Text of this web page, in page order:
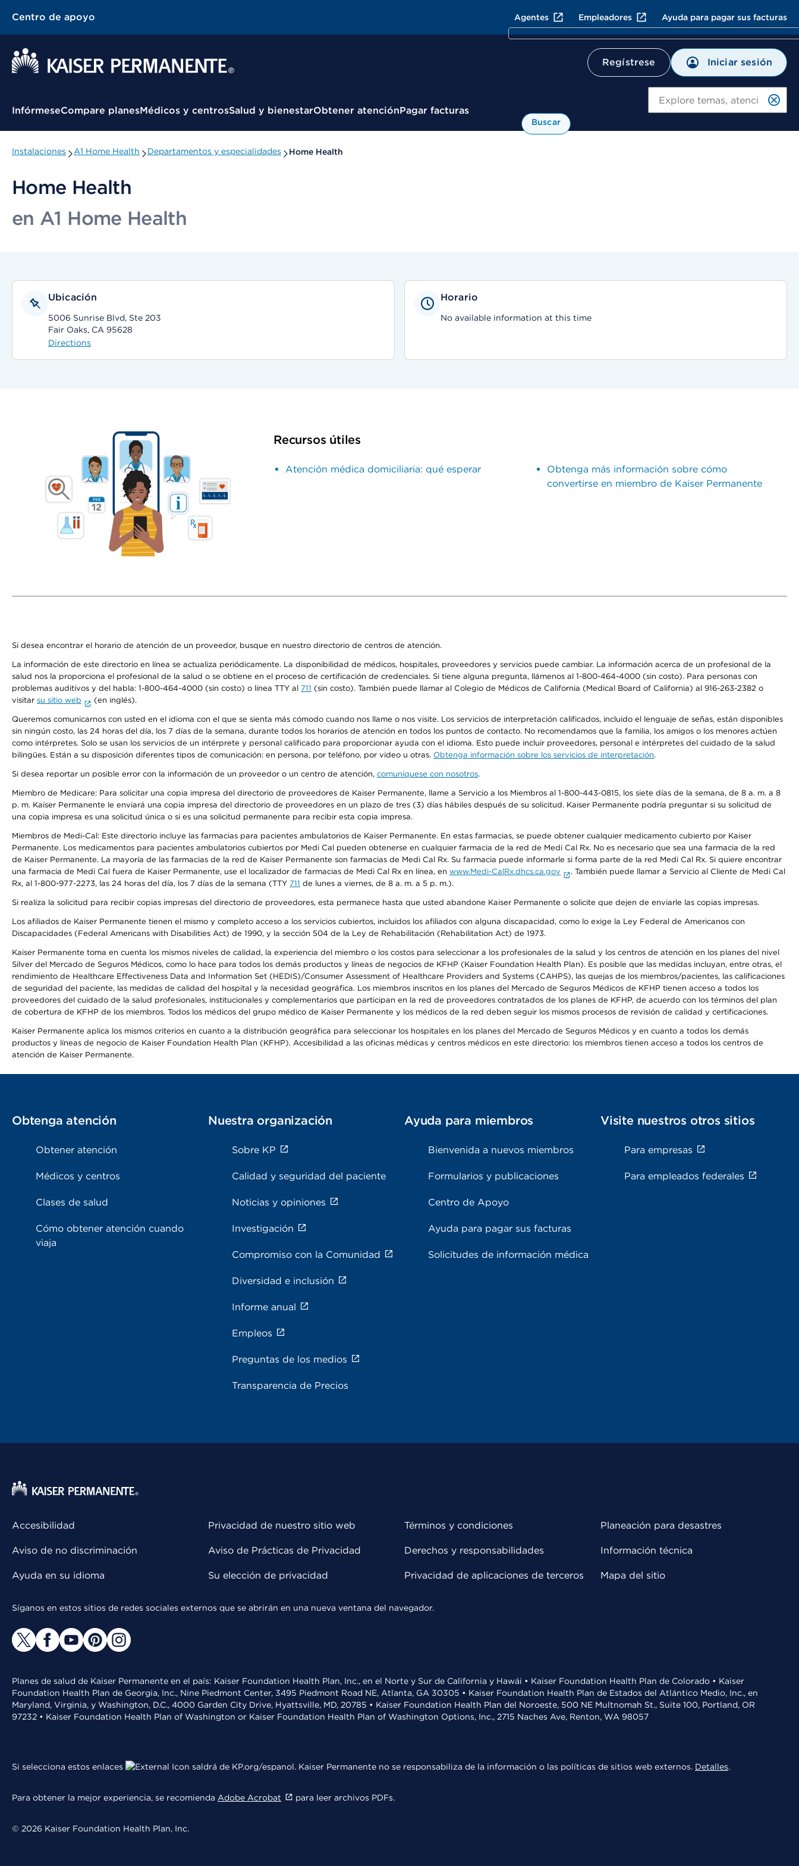
Centro de apoyo Agentes Empleadores Ayuda para pagar sus facturas
Regístrese Iniciar sesión
Menú contextual
InfórmeseCompare planesMédicos y centrosSalud y bienestarObtener atenciónPagar facturas
Buscar
Instalaciones A1 Home Health Departamentos y especialidades Home Health
Home Health
en A1 Home Health
Ubicación
5006 Sunrise Blvd, Ste 203
Fair Oaks, CA 95628
Directions
Horario
No available information at this time
Recursos útiles
Atención médica domiciliaria: qué esperar
Obtenga más información sobre cómo
convertirse en miembro de Kaiser Permanente
Si desea encontrar el horario de atención de un proveedor, busque en nuestro directorio de centros de atención.
La información de este directorio en línea se actualiza periódicamente. La disponibilidad de médicos, hospitales, proveedores y servicios puede cambiar. La información acerca de un profesional de la
salud nos la proporciona el profesional de la salud o se obtiene en el proceso de certificación de credenciales. Si tiene alguna pregunta, llámenos al 1-800-464-4000 (sin costo). Para personas con
problemas auditivos y del habla: 1-800-464-4000 (sin costo) o línea TTY al 711 (sin costo). También puede llamar al Colegio de Médicos de California (Medical Board of California) al 916-263-2382 o
visitar su sitio web (en inglés).
Queremos comunicarnos con usted en el idioma con el que se sienta más cómodo cuando nos llame o nos visite. Los servicios de interpretación calificados, incluido el lenguaje de señas, están disponibles
sin ningún costo, las 24 horas del día, los 7 días de la semana, durante todos los horarios de atención en todos los puntos de contacto. No recomendamos que la familia, los amigos o los menores actúen
como intérpretes. Solo se usan los servicios de un intérprete y personal calificado para proporcionar ayuda con el idioma. Esto puede incluir proveedores, personal e intérpretes del cuidado de la salud
bilingües. Están a su disposición diferentes tipos de comunicación: en persona, por teléfono, por video u otras. Obtenga información sobre los servicios de interpretación.
Si desea reportar un posible error con la información de un proveedor o un centro de atención, comuníquese con nosotros.
Miembro de Medicare: Para solicitar una copia impresa del directorio de proveedores de Kaiser Permanente, llame a Servicio a los Miembros al 1-800-443-0815, los siete días de la semana, de 8 a. m. a 8
p. m. Kaiser Permanente le enviará una copia impresa del directorio de proveedores en un plazo de tres (3) días hábiles después de su solicitud. Kaiser Permanente podría preguntar si su solicitud de
una copia impresa es una solicitud única o si es una solicitud permanente para recibir esta copia impresa.
Miembros de Medi-Cal: Este directorio incluye las farmacias para pacientes ambulatorios de Kaiser Permanente. En estas farmacias, se puede obtener cualquier medicamento cubierto por Kaiser
Permanente. Los medicamentos para pacientes ambulatorios cubiertos por Medi Cal pueden obtenerse en cualquier farmacia de la red de Medi Cal Rx. No es necesario que sea una farmacia de la red
de Kaiser Permanente. La mayoría de las farmacias de la red de Kaiser Permanente son farmacias de Medi Cal Rx. Su farmacia puede informarle si forma parte de la red Medi Cal Rx. Si quiere encontrar
una farmacia de Medi Cal fuera de Kaiser Permanente, use el localizador de farmacias de Medi Cal Rx en línea, en www.Medi-CalRx.dhcs.ca.gov
. También puede llamar a Servicio al Cliente de Medi Cal
Rx, al 1-800-977-2273, las 24 horas del día, los 7 días de la semana (TTY 711 de lunes a viernes, de 8 a. m. a 5 p. m.).
Si realiza la solicitud para recibir copias impresas del directorio de proveedores, esta permanece hasta que usted abandone Kaiser Permanente o solicite que dejen de enviarle las copias impresas.
Los afiliados de Kaiser Permanente tienen el mismo y completo acceso a los servicios cubiertos, incluidos los afiliados con alguna discapacidad, como lo exige la Ley Federal de Americanos con
Discapacidades (Federal Americans with Disabilities Act) de 1990, y la sección 504 de la Ley de Rehabilitación (Rehabilitation Act) de 1973.
Kaiser Permanente toma en cuenta los mismos niveles de calidad, la experiencia del miembro o los costos para seleccionar a los profesionales de la salud y los centros de atención en los planes del nivel
Silver del Mercado de Seguros Médicos, como lo hace para todos los demás productos y líneas de negocios de KFHP (Kaiser Foundation Health Plan). Es posible que las medidas incluyan, entre otras, el
rendimiento de Healthcare Effectiveness Data and Information Set (HEDIS)/Consumer Assessment of Healthcare Providers and Systems (CAHPS), las quejas de los miembros/pacientes, las calificaciones
de seguridad del paciente, las medidas de calidad del hospital y la necesidad geográfica. Los miembros inscritos en los planes del Mercado de Seguros Médicos de KFHP tienen acceso a todos los
proveedores del cuidado de la salud profesionales, institucionales y complementarios que participan en la red de proveedores contratados de los planes de KFHP, de acuerdo con los términos del plan
de cobertura de KFHP de los miembros. Todos los médicos del grupo médico de Kaiser Permanente y los médicos de la red deben seguir los mismos procesos de revisión de calidad y certificaciones.
Kaiser Permanente aplica los mismos criterios en cuanto a la distribución geográfica para seleccionar los hospitales en los planes del Mercado de Seguros Médicos y en cuanto a todos los demás
productos y líneas de negocio de Kaiser Foundation Health Plan (KFHP). Accesibilidad a las oficinas médicas y centros médicos en este directorio: los miembros tienen acceso a todos los centros de
atención de Kaiser Permanente.
Obtenga atención
Obtener atención
Médicos y centros
Clases de salud
Cómo obtener atención cuando
viaja
Nuestra organización
Sobre KP
Calidad y seguridad del paciente
Noticias y opiniones
Investigación
Compromiso con la Comunidad
Diversidad e inclusión
Informe anual
Empleos
Preguntas de los medios
Transparencia de Precios
Ayuda para miembros
Bienvenida a nuevos miembros
Formularios y publicaciones
Centro de Apoyo
Ayuda para pagar sus facturas
Solicitudes de información médica
Visite nuestros otros sitios
Para empresas
Para empleados federales
Accesibilidad
Aviso de no discriminación
Ayuda en su idioma
Privacidad de nuestro sitio web
Aviso de Prácticas de Privacidad
Su elección de privacidad
Términos y condiciones
Derechos y responsabilidades
Privacidad de aplicaciones de terceros
Planeación para desastres
Información técnica
Mapa del sitio
Síganos en estos sitios de redes sociales externos que se abrirán en una nueva ventana del navegador.
Planes de salud de Kaiser Permanente en el país: Kaiser Foundation Health Plan, Inc., en el Norte y Sur de California y Hawái • Kaiser Foundation Health Plan de Colorado • Kaiser
Foundation Health Plan de Georgia, Inc., Nine Piedmont Center, 3495 Piedmont Road NE, Atlanta, GA 30305 • Kaiser Foundation Health Plan de Estados del Atlántico Medio, Inc., en
Maryland, Virginia, y Washington, D.C., 4000 Garden City Drive, Hyattsville, MD, 20785 • Kaiser Foundation Health Plan del Noroeste, 500 NE Multnomah St., Suite 100, Portland, OR
97232 • Kaiser Foundation Health Plan of Washington or Kaiser Foundation Health Plan of Washington Options, Inc., 2715 Naches Ave, Renton, WA 98057
Si selecciona estos enlaces saldrá de KP.org/espanol. Kaiser Permanente no se responsabiliza de la información o las políticas de sitios web externos. Detalles.
Para obtener la mejor experiencia, se recomienda Adobe Acrobat para leer archivos PDFs.
© 2026 Kaiser Foundation Health Plan, Inc.